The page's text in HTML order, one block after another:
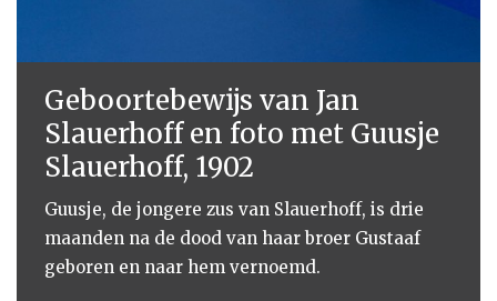
Geboortebewijs van Jan
Slauerhoff en foto met Guusje
Slauerhoff, 1902
Guusje, de jongere zus van Slauerhoff, is drie
maanden na de dood van haar broer Gustaaf
geboren en naar hem vernoemd.